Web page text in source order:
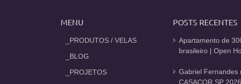
MENU
_PRODUTOS / VELAS
_BLOG
_PROJETOS
POSTS RECENTES
Apartamento de
brasileiro | Open
Gabriel Fernandes
CASACOR SP 2026